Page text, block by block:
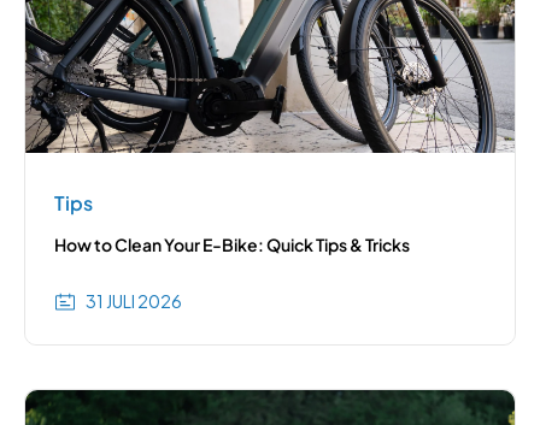
Tips
How to Clean Your E-Bike: Quick Tips & Tricks
31 JULI 2026